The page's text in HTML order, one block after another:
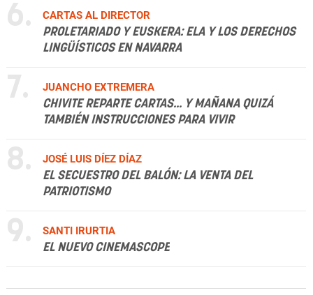
6.
CARTAS AL DIRECTOR
PROLETARIADO Y EUSKERA: ELA Y LOS DERECHOS
LINGÜÍSTICOS EN NAVARRA
7.
JUANCHO EXTREMERA
CHIVITE REPARTE CARTAS... Y MAÑANA QUIZÁ
TAMBIÉN INSTRUCCIONES PARA VIVIR
8.
JOSÉ LUIS DÍEZ DÍAZ
EL SECUESTRO DEL BALÓN: LA VENTA DEL
PATRIOTISMO
9.
SANTI IRURTIA
EL NUEVO CINEMASCOPE